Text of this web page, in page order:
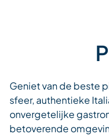
Geniet van de beste
sfeer, authentieke
onvergetelijke
betoverende